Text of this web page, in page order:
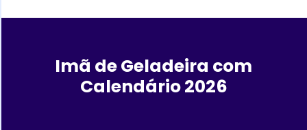
Imã de Geladeira com
Calendário 2026